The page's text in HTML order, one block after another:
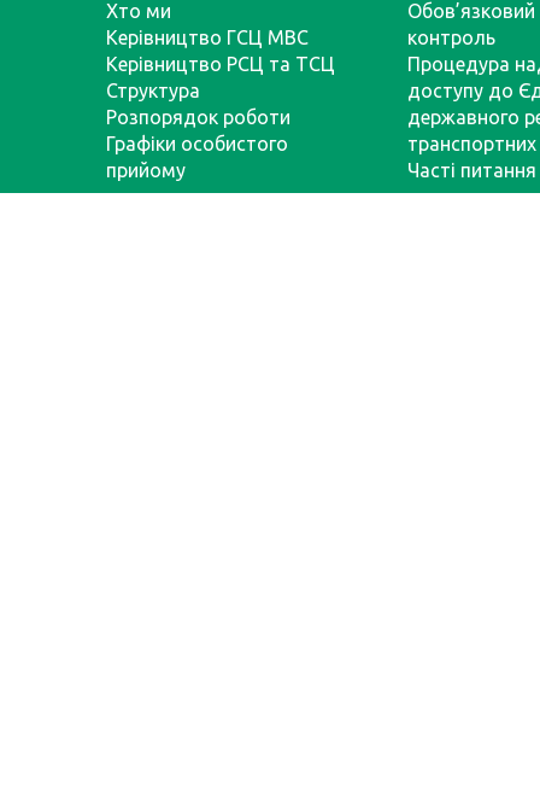
Хто ми
Керівництво ГСЦ МВС
Керівництво РСЦ та ТСЦ
Структура
Розпорядок роботи
Графіки особистого
прийому
Обов’язковий
контроль
Процедура
доступу до
державного
транспортних
Часті питання